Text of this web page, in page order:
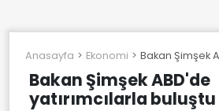
Anasayfa Ekonomi Bakan Şimşek
Bakan Şimşek ABD'de
yatırımcılarla buluştu